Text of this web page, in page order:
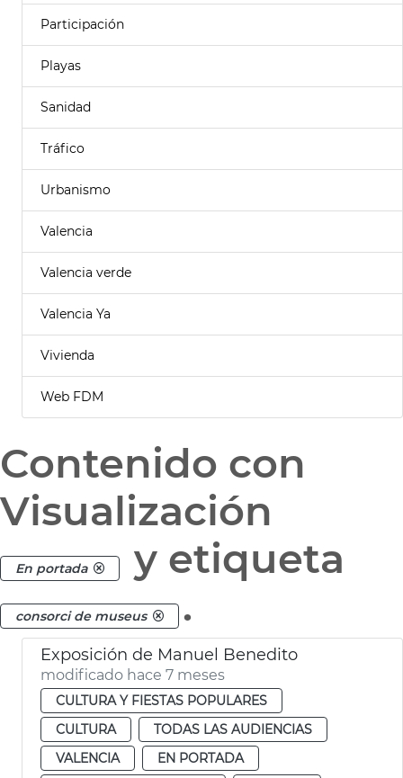
Participación
Playas
Sanidad
Tráfico
Urbanismo
Valencia
Valencia verde
Valencia Ya
Vivienda
Web FDM
Contenido con
Visualización
En portada y etiqueta
consorci de museus .
Exposición de Manuel Benedito
modificado hace 7 meses
CULTURA Y FIESTAS POPULARES
CULTURA
TODAS LAS AUDIENCIAS
VALENCIA
EN PORTADA